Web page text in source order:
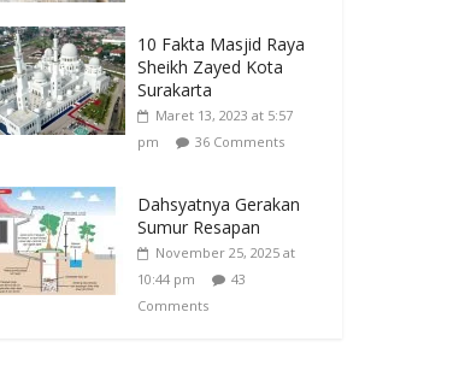
10 Fakta Masjid Raya
Sheikh Zayed Kota
Surakarta
Maret 13, 2023 at 5:57
pm
36 Comments
Dahsyatnya Gerakan
Sumur Resapan
November 25, 2025 at
10:44 pm
43
Comments